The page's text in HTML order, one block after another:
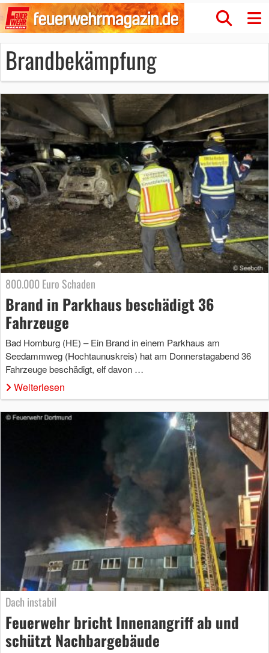
Brandbekämpfung
800.000 Euro Schaden
Brand in Parkhaus beschädigt 36
Fahrzeuge
Bad Homburg (HE) – Ein Brand in einem Parkhaus am
Seedammweg (Hochtaunuskreis) hat am Donnerstagabend 36
Fahrzeuge beschädigt, elf davon …
Weiterlesen
Dach instabil
Feuerwehr bricht Innenangriff ab und
schützt Nachbargebäude